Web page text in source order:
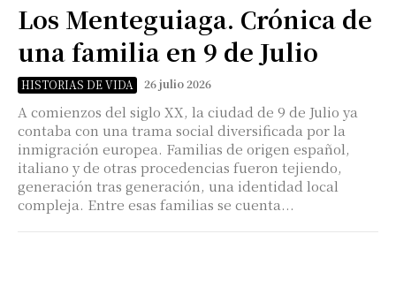
Los Menteguiaga. Crónica de
una familia en 9 de Julio
HISTORIAS DE VIDA 26 julio 2026
A comienzos del siglo XX, la ciudad de 9 de Julio ya
contaba con una trama social diversificada por la
inmigración europea. Familias de origen español,
italiano y de otras procedencias fueron tejiendo,
generación tras generación, una identidad local
compleja. Entre esas familias se cuenta...